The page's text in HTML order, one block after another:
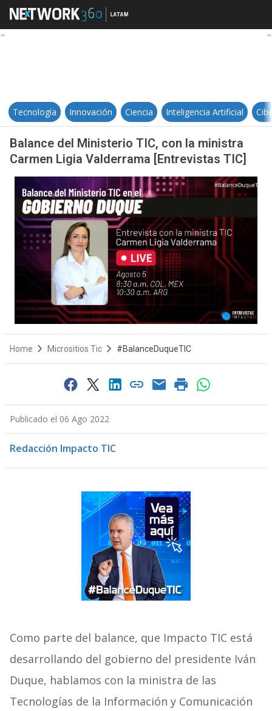
Balance del Ministerio TIC, con
Tecnología Innovación Ciencia Inteligencia Artificial
Balance del Ministerio TIC, con la ministra
Carmen Ligia Valderrama [Entrevistas TIC]
Home Micrositios Tic #BalanceDuqueTIC
Publicado el 06 Ago 2022
Redacción Impacto TIC
Como parte del balance, que Impacto TIC está
desarrollando del gobierno del presidente Iván
Duque, hablamos con la ministra de las
Tecnologías de la Información y Comunicación